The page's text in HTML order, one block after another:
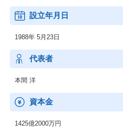
設立年月日
1988年 5月23日
代表者
本間 洋
資本金
1425億2000万円